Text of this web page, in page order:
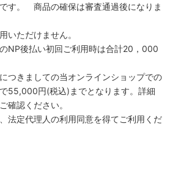
す。 商品の確保は審査通過後になりま
いただけません。
NP後払い初回ご利用時は合計20，000
つきましての当オンラインショップでの
55,000円(税込)までとなります。詳細
確認ください。
法定代理人の利用同意を得てご利用くだ